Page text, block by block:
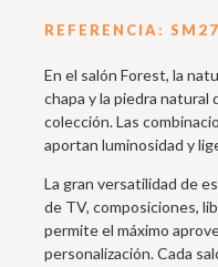
REFERENCIA:
En el salón Forest, la
chapa y la piedra natural
colección. Las
aportan luminosidad y
La gran versatilidad de
de TV, composiciones,
permite el máximo
personalización. Cada